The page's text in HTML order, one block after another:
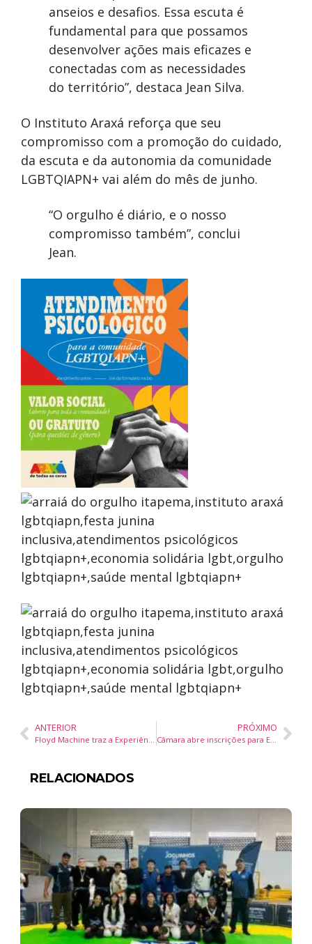
anseios e desafios. Essa escuta é
fundamental para que possamos
desenvolver ações mais eficazes e
conectadas com as necessidades
do território”, destaca Jean Silva.
O Instituto Araxá reforça que seu
compromisso com a promoção do cuidado,
da escuta e da autonomia da comunidade
LGBTQIAPN+ vai além do mês de junho.
“O orgulho é diário, e o nosso
compromisso também”, conclui
Jean.
ANTERIOR
Floyd Machine traz a Experiência Sonora de Pink Floyd a Balneário Camboriú
PRÓXIMO
Câmara abre inscrições para Encontro da Rede Legislativa de Rádio e TV 2025 com foco em IA e TV 3.0
RELACIONADOS